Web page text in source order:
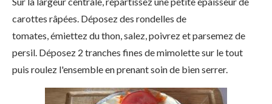
carottes râpées. Déposez des rondelles de
tomates, émiettez du thon, salez, poivrez et parsemez de
persil. Déposez 2 tranches fines de mimolette sur le tout
puis roulez l'ensemble en prenant soin de bien serrer.